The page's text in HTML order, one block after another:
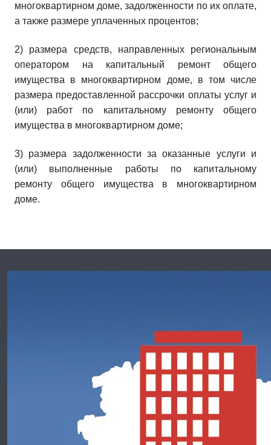
многоквартирном доме, задолженности по их оплате,
а также размере уплаченных процентов;
2) размера средств, направленных региональным
оператором на капитальный ремонт общего
имущества в многоквартирном доме, в том числе
размера предоставленной рассрочки оплаты услуг и
(или) работ по капитальному ремонту общего
имущества в многоквартирном доме;
3) размера задолженности за оказанные услуги и
(или) выполненные работы по капитальному
ремонту общего имущества в многоквартирном
доме.